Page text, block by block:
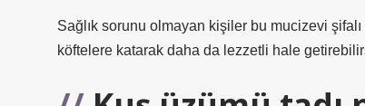
Sağlık sorunu olmayan kişiler bu mucizevi
köftelere katarak daha da lezzetli hale